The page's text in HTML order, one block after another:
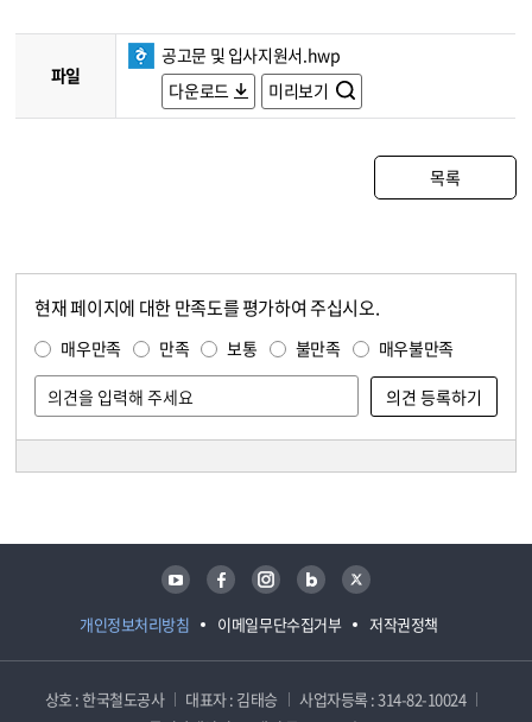
파일
공고문 및 입사지원서.hwp
다운로드
미리보기
목록
현재 페이지에 대한 만족도를 평가하여 주십시오.
매우만족 만족 보통 불만족 매우불만족
개인정보처리방침 이메일무단수집거부 저작권정책
유튜브 페이스북 인스타그램 블로그 트위터
상호 : 한국철도공사 대표자 : 김태승
사업자등록 : 314-82-10024